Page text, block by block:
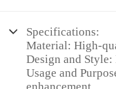
Specifications:
Material: High-
Design and
Usage and
enhancement